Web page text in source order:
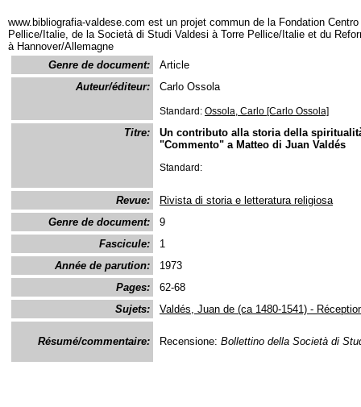
www.bibliografia-valdese.com est un projet commun de la Fondation
Pellice/Italie, de la Società di Studi Valdesi à Torre Pellice/Italie et du
à Hannover/Allemagne
Genre de document:
Article
Auteur/éditeur:
Carlo Ossola
Standard: Ossola, Carlo [Carlo Ossola]
Titre:
Un contributo alla storia della
"Commento" a Matteo di Juan Valdés
Standard:
Revue:
Rivista di storia e letteratura religiosa
Genre de document:
9
Fascicule:
1
Année de parution:
1973
Pages:
62-68
Sujets:
Valdés, Juan de (ca 1480-1541) -
Résumé/commentaire: Recensione: Bollettino della Società di